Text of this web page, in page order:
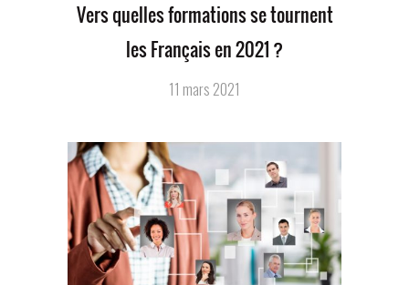
Vers quelles formations se tournent
les Français en 2021 ?
11 mars 2021